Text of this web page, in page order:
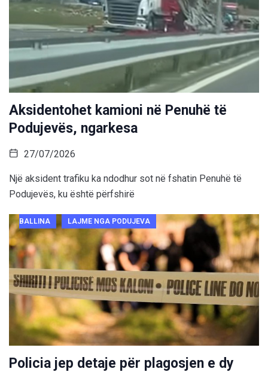
Aksidentohet kamioni në Penuhë të
Podujevës, ngarkesa
27/07/2026
Një aksident trafiku ka ndodhur sot në fshatin Penuhë të
Podujevës, ku është përfshirë
BALLINA LAJME NGA PODUJEVA
Policia jep detaje për plagosjen e dy